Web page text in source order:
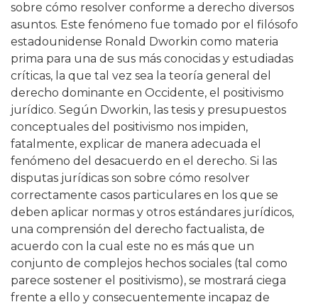
sobre cómo resolver conforme a derecho diversos
asuntos. Este fenómeno fue tomado por el filósofo
estadounidense Ronald Dworkin como materia
prima para una de sus más conocidas y estudiadas
críticas, la que tal vez sea la teoría general del
derecho dominante en Occidente, el positivismo
jurídico. Según Dworkin, las tesis y presupuestos
conceptuales del positivismo nos impiden,
fatalmente, explicar de manera adecuada el
fenómeno del desacuerdo en el derecho. Si las
disputas jurídicas son sobre cómo resolver
correctamente casos particulares en los que se
deben aplicar normas y otros estándares jurídicos,
una comprensión del derecho factualista, de
acuerdo con la cual este no es más que un
conjunto de complejos hechos sociales (tal como
parece sostener el positivismo), se mostrará ciega
frente a ello y consecuentemente incapaz de